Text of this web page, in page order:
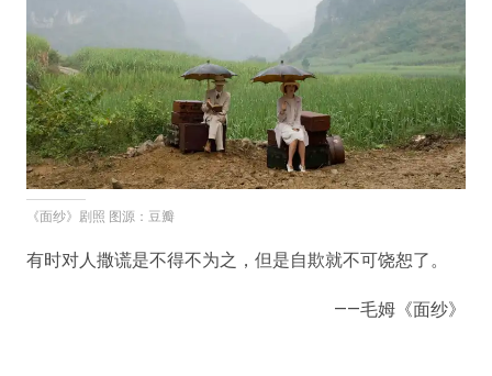
《面纱》剧照 图源：豆瓣
有时对人撒谎是不得不为之，但是自欺就不可饶恕了。
——毛姆《面纱》